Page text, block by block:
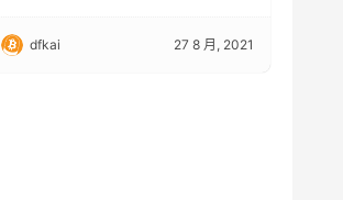
dfkai 27 8 月, 2021